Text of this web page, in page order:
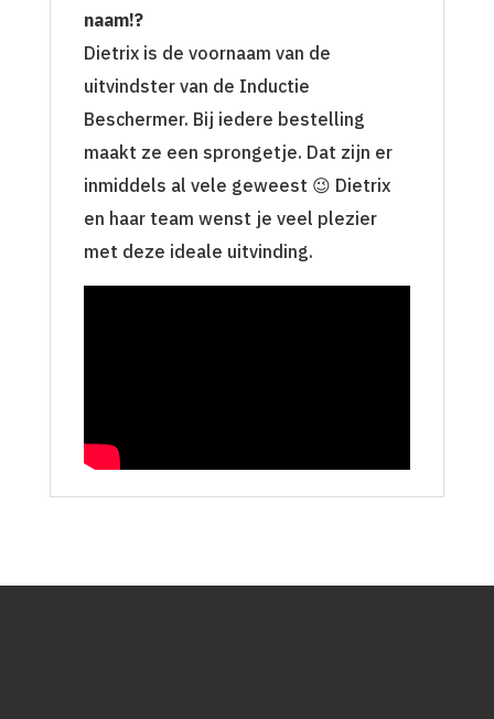
naam!?
Dietrix is de voornaam van de
uitvindster van de Inductie
Beschermer. Bij iedere bestelling
maakt ze een sprongetje. Dat zijn er
inmiddels al vele geweest 😉 Dietrix
en haar team wenst je veel plezier
met deze ideale uitvinding.